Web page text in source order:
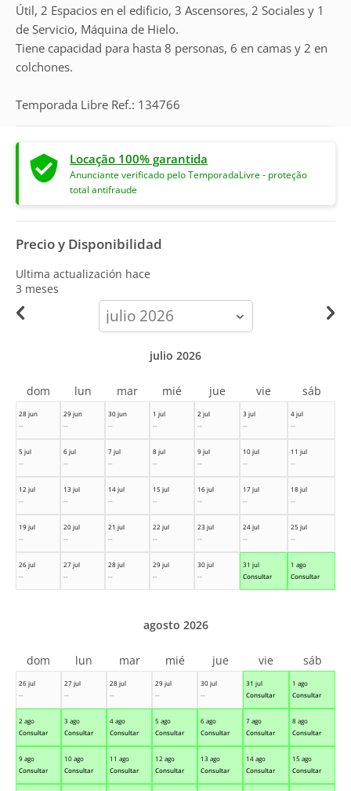
Útil, 2 Espacios en el edificio, 3 Ascensores, 2 Sociales y 1
de Servicio, Máquina de Hielo.
Tiene capacidad para hasta 8 personas, 6 en camas y 2 en
colchones.
Temporada Libre Ref.: 134766
Locação 100% garantida
Anunciante verificado pelo TemporadaLivre - proteção
total antifraude
Precio y Disponibilidad
Ultima actualización hace
3 meses
calendar-
month
28 jun
--
29 jun
--
30 jun
--
1 jul
--
2 jul
--
3 jul
--
4 jul
--
5 jul
--
6 jul
--
7 jul
--
8 jul
--
9 jul
--
10 jul
--
11 jul
--
12 jul
--
13 jul
--
14 jul
--
15 jul
--
16 jul
--
17 jul
--
18 jul
--
19 jul
--
20 jul
--
21 jul
--
22 jul
--
23 jul
--
24 jul
--
25 jul
--
26 jul
--
27 jul
--
28 jul
--
29 jul
--
30 jul
--
31 jul
Consultar
1 ago
Consultar
julio 2026
dom lun mar mié jue vie sáb
26 jul
--
27 jul
--
28 jul
--
29 jul
--
30 jul
--
31 jul
Consultar
1 ago
Consultar
2 ago
Consultar
3 ago
Consultar
4 ago
Consultar
5 ago
Consultar
6 ago
Consultar
7 ago
Consultar
8 ago
Consultar
9 ago
Consultar
10 ago
Consultar
11 ago
Consultar
12 ago
Consultar
13 ago
Consultar
14 ago
Consultar
15 ago
Consultar
agosto 2026
dom lun mar mié jue vie sáb